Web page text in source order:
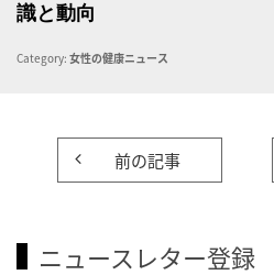
識と動向
Category: 女性の健康ニュース
前の記事
ニュースレター登録